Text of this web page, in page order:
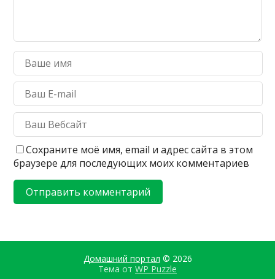
Сохраните моё имя, email и адрес сайта в этом
браузере для последующих моих комментариев
Домашний портал © 2026
Тема от WP Puzzle